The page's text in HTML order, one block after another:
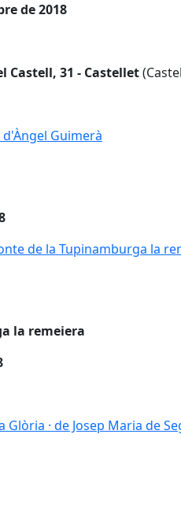
de 2018
Castell, 31 - Castellet
d'Àngel Guimerà
d'Àngel Guimerà
de la Tupinamburga la
de la Tupinamburga la
la remeiera
· de Josep Maria de
· de Josep Maria de